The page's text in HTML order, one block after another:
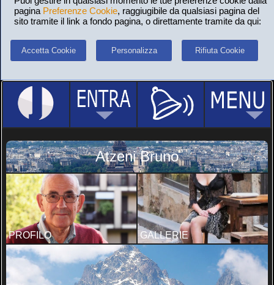
pagina Preferenze Cookie, raggiugibile da qualsiasi pagina del
sito tramite il link a fondo pagina, o direttamente tramite da qui:
Accetta Cookie Personalizza Rifiuta Cookie
Atzeni Bruno
PROFILO GALLERIE